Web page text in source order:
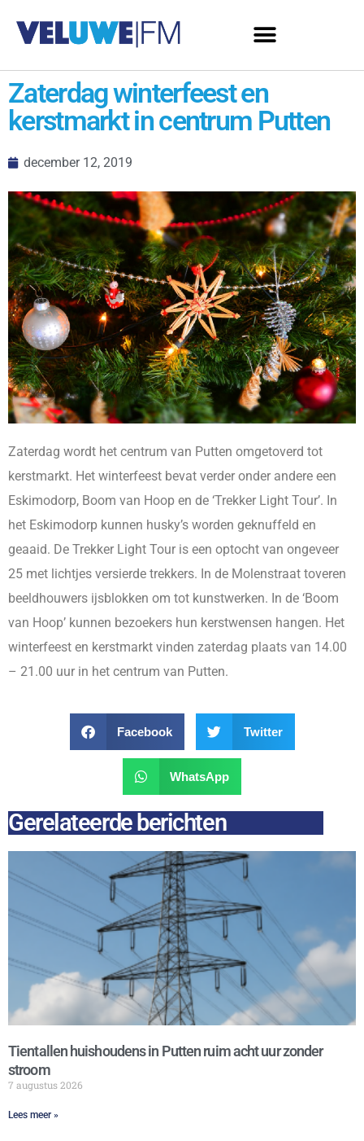
Zaterdag winterfeest en
kerstmarkt in centrum Putten
december 12, 2019
Zaterdag wordt het centrum van Putten omgetoverd tot
kerstmarkt. Het winterfeest bevat verder onder andere een
Eskimodorp, Boom van Hoop en de ‘Trekker Light Tour’. In
het Eskimodorp kunnen husky’s worden geknuffeld en
geaaid. De Trekker Light Tour is een optocht van ongeveer
25 met lichtjes versierde trekkers. In de Molenstraat toveren
beeldhouwers ijsblokken om tot kunstwerken. In de ‘Boom
van Hoop’ kunnen bezoekers hun kerstwensen hangen. Het
winterfeest en kerstmarkt vinden zaterdag plaats van 14.00
– 21.00 uur in het centrum van Putten.
Facebook Twitter
WhatsApp
Gerelateerde berichten
Tientallen huishoudens in Putten ruim acht uur zonder
stroom
7 augustus 2026
Lees meer »